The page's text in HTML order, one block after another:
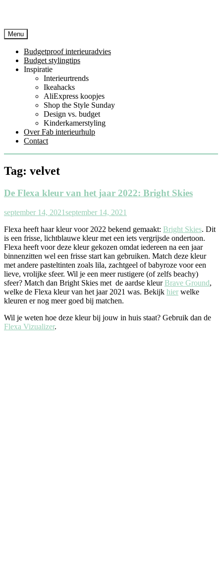
Menu
Budgetproof interieuradvies
Budget stylingtips
Inspiratie
Interieurtrends
Ikeahacks
AliExpress koopjes
Shop the Style Sunday
Design vs. budget
Kinderkamerstyling
Over Fab interieurhulp
Contact
Tag: velvet
De Flexa kleur van het jaar 2022: Bright Skies
september 14, 2021september 14, 2021
Flexa heeft haar kleur voor 2022 bekend gemaakt: Bright Skies. Dit
is een frisse, lichtblauwe kleur met een iets vergrijsde ondertoon.
Flexa heeft voor deze kleur gekozen omdat iedereen na een jaar
binnenzitten wel een frisse start kan gebruiken. Match deze kleur
met andere pasteltinten zoals lila, zachtgeel of babyroze voor een
lieve, vrolijke sfeer. Wil je een meer rustigere (of zelfs beachy)
sfeer? Match dan Bright Skies met de aardse kleurBrave Ground,
welke de Flexa kleur van het jaar 2021 was. Bekijk hier welke
kleuren er nog meer goed bij matchen.
Wil je weten hoe deze kleur bij jouw in huis staat? Gebruik dan de
Flexa Vizualizer.